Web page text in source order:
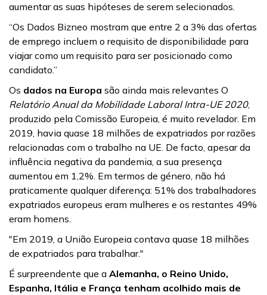
aumentar as suas hipóteses de serem selecionados.
“Os Dados Bizneo mostram que entre 2 a 3% das ofertas
de emprego incluem o requisito de disponibilidade para
viajar como um requisito para ser posicionado como
candidato.”
Os dados na Europa são ainda mais relevantes O
Relatório Anual da Mobilidade Laboral Intra-UE 2020,
produzido pela Comissão Europeia, é muito revelador. Em
2019, havia quase 18 milhões de expatriados por razões
relacionadas com o trabalho na UE. De facto, apesar da
influência negativa da pandemia, a sua presença
aumentou em 1,2%. Em termos de género, não há
praticamente qualquer diferença: 51% dos trabalhadores
expatriados europeus eram mulheres e os restantes 49%
eram homens.
"Em 2019, a União Europeia contava quase 18 milhões
de expatriados para trabalhar."
É surpreendente que a Alemanha, o Reino Unido,
Espanha, Itália e França tenham acolhido mais de